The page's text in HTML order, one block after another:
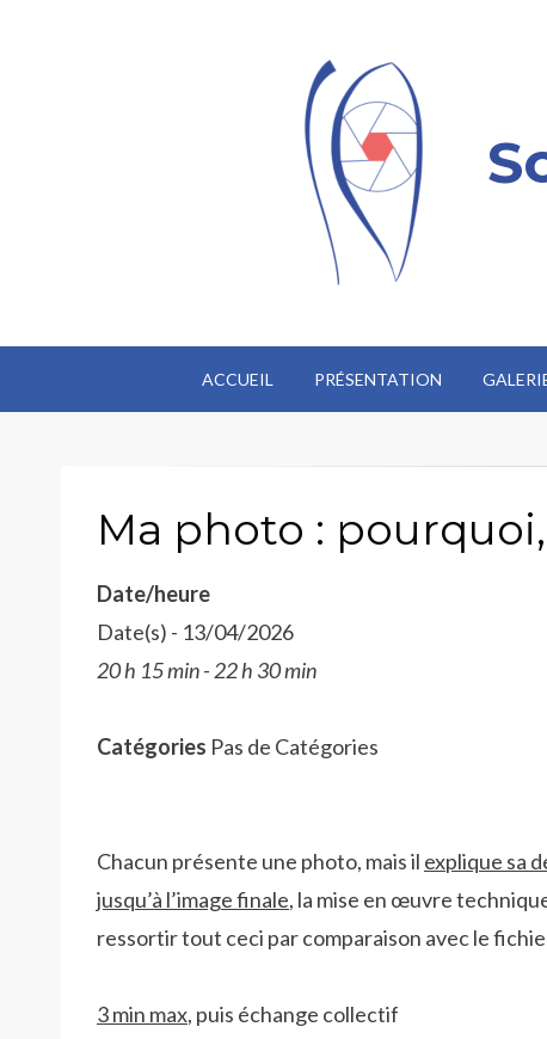
ACCUEIL PRÉSENTATION
Ma photo :
Date/heure
Date(s) - 13/04/2026
20 h 15 min - 22 h 30 min
Catégories Pas de Catégories
Chacun présente une photo, mais il explique sa
jusqu’à l’image finale, la mise en œuvre
ressortir tout ceci par comparaison avec le
3 min max, puis échange collectif